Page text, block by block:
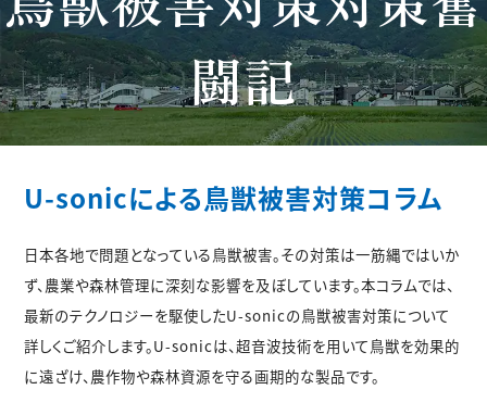
闘記
U-sonicによる鳥獣被害対策コラム
日本各地で問題となっている鳥獣被害。その対策は一筋縄ではいか
ず、農業や森林管理に深刻な影響を及ぼしています。本コラムでは、
最新のテクノロジーを駆使したU-sonicの鳥獣被害対策について
詳しくご紹介します。U-sonicは、超音波技術を用いて鳥獣を効果的
に遠ざけ、農作物や森林資源を守る画期的な製品です。